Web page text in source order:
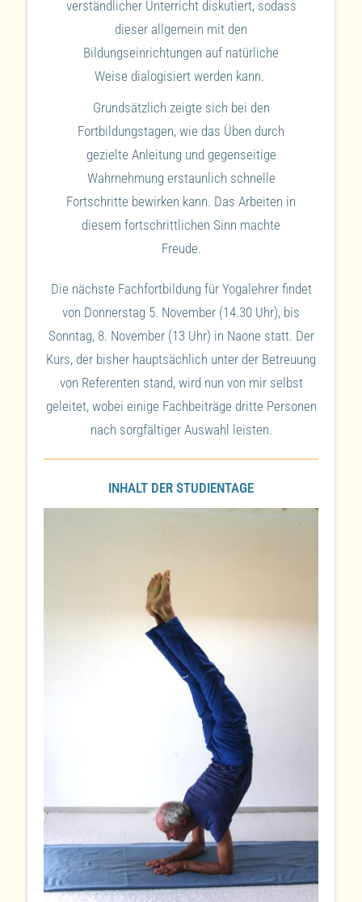
verständlicher Unterricht diskutiert, sodass
dieser allgemein mit den
Bildungseinrichtungen auf natürliche
Weise dialogisiert werden kann.
Grundsätzlich zeigte sich bei den
Fortbildungstagen, wie das Üben durch
gezielte Anleitung und gegenseitige
Wahrnehmung erstaunlich schnelle
Fortschritte bewirken kann. Das Arbeiten in
diesem fortschrittlichen Sinn machte
Freude.
Die nächste Fachfortbildung für Yogalehrer findet
von Donnerstag 5. November (14.30 Uhr), bis
Sonntag, 8. November (13 Uhr) in Naone statt. Der
Kurs, der bisher hauptsächlich unter der Betreuung
von Referenten stand, wird nun von mir selbst
geleitet, wobei einige Fachbeiträge dritte Personen
nach sorgfältiger Auswahl leisten.
INHALT DER STUDIENTAGE